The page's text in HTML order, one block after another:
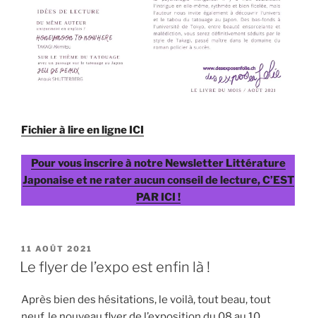
Fichier à lire en ligne ICI
Pour vous inscrire à notre Newsletter Littérature
Japonaise et ne rater aucun conseil de lecture, C’EST
PAR ICI !
PUBLIÉ
LE
11 AOÛT 2021
Le flyer de l’expo est enfin là !
Après bien des hésitations, le voilà, tout beau, tout